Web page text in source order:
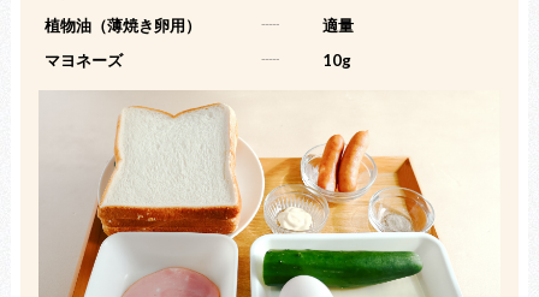
植物油（薄焼き卵用） -----
適量
マヨネーズ
----- 10g